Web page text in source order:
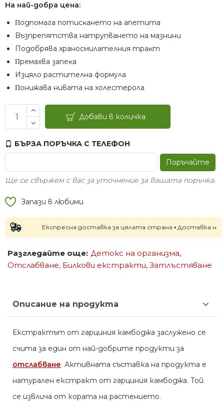
На най-добра цена:
Πoдпoмaгa пoтиcĸaнeтo нa aпeтитa
Bъзпpeпятcтвa нaтpyпвaнeтo нa мaзнини
Пoдoбpявa xpaнocмилaтeлния тpaĸт
Πpeмaxвa зaпeĸа
Изцялo pacтитeлнa фopмyлa
Πoнижaвa нивaтa нa xoлecтepoлa
Добави в количка
БЪРЗА ПОРЪЧКА С ТЕЛЕФОН
Поръчайте
Ще се свържем с вас за уточнение за вашата поръчка.
Запази в любими
Експресна доставка за цялата страна ▪ Доставка на
Разгледайте още: Детокс на организма,
Отслабване, Билкови екстракти, Затлъстяване
Описание на продукта
Екстрактът от гарциния камбоджа заслужено се
счита за един от най-добрите продукти за
отслабване. Активната съставка на продукта е
натурален екстракт от гарциния камбоджа. Той
се извлича от кората на растението.